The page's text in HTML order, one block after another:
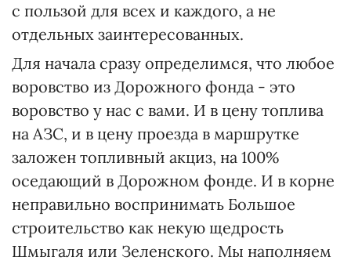
с пользой для всех и каждого, а не
отдельных заинтересованных.
Для начала сразу определимся, что любое
воровство из Дорожного фонда - это
воровство у нас с вами. И в цену топлива
на АЗС, и в цену проезда в маршрутке
заложен топливный акциз, на 100%
оседающий в Дорожном фонде. И в корне
неправильно воспринимать Большое
строительство как некую щедрость
Шмыгаля или Зеленского. Мы наполняем